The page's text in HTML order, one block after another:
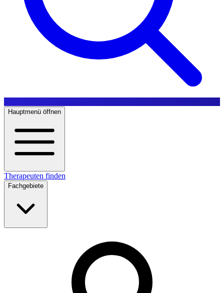
Hauptmenü öffnen
Therapeuten finden
Fachgebiete